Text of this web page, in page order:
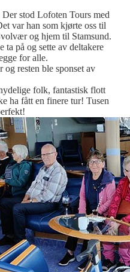
stod Lofoten Tours med
var han som kjørte oss til
og hjem til Stamsund.
på og sette av deltakere
for alle.
og resten ble sponset av
folk, fantastisk flott
ha fått en finere tur! Tusen